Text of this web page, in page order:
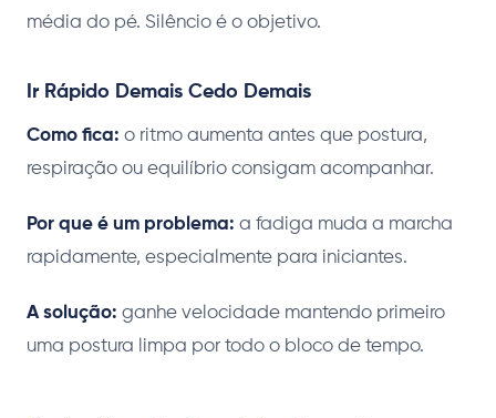
média do pé. Silêncio é o objetivo.
Ir Rápido Demais Cedo Demais
Como fica: o ritmo aumenta antes que postura,
respiração ou equilíbrio consigam acompanhar.
Por que é um problema: a fadiga muda a marcha
rapidamente, especialmente para iniciantes.
A solução: ganhe velocidade mantendo primeiro
uma postura limpa por todo o bloco de tempo.